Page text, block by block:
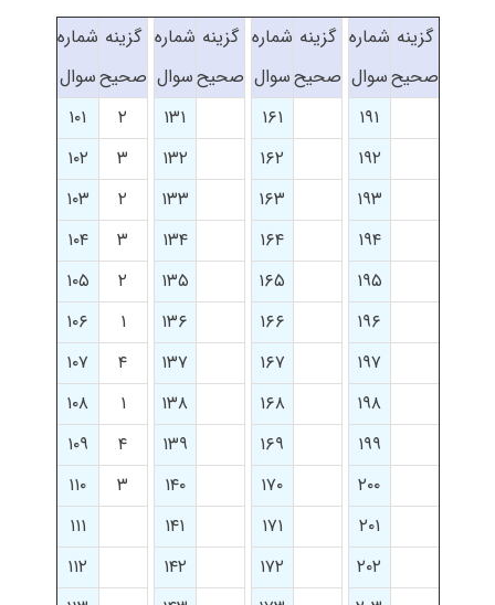
گزینه
صحیح
شماره
سوال
گزینه
صحیح
شماره
سوال
گزینه
صحیح
شماره
سوال
گزینه
صحیح
شماره
سوال
۱۹۱
۱۶۱ ۱۳۱ ۲
۱۰۱
۱۹۲
۱۶۲ ۱۳۲ ۳
۱۰۲
۱۹۳
۱۶۳ ۱۳۳ ۲
۱۰۳
۱۹۴
۱۶۴ ۱۳۴ ۳
۱۰۴
۱۹۵
۱۶۵ ۱۳۵ ۲
۱۰۵
۱۹۶
۱۶۶ ۱۳۶ ۱
۱۰۶
۱۹۷
۱۶۷ ۱۳۷ ۴
۱۰۷
۱۹۸
۱۶۸ ۱۳۸ ۱
۱۰۸
۱۹۹
۱۶۹ ۱۳۹ ۴
۱۰۹
۲۰۰
۱۷۰ ۱۴۰ ۳
۱۱۰
۲۰۱
۱۷۱ ۱۴۱
۱۱۱
۲۰۲
۱۷۲ ۱۴۲
۱۱۲